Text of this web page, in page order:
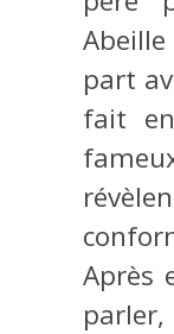
part
fait
Après